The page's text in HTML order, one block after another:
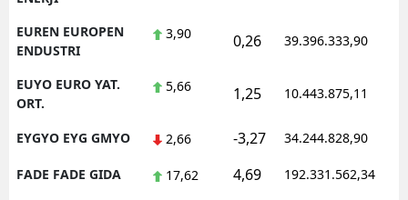
EUREN EUROPEN
ENDUSTRI
3,90 0,26 39.396.333,90
EUYO EURO YAT.
ORT.
5,66 1,25 10.443.875,11
EYGYO EYG GMYO 2,66 -3,27 34.244.828,90
FADE FADE GIDA 17,62 4,69 192.331.562,34